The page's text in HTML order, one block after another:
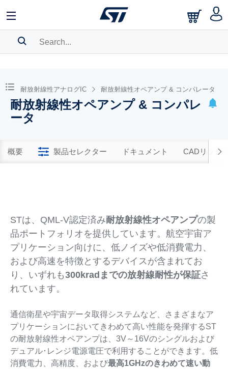
BOOKMARK
Pleaselog into show your saved searches.
耐放射線性アナログIC 耐放射線性オペアンプ & コンパレータ
耐放射線性オペアンプ & コンパレ
ータ
概要 製品セレクター ドキュメント CADリソー
STは、QML-V認定済み耐放射線性オペアンプの製
品ポートフォリオを提供しています。航空宇宙ア
プリケーション向けに、低ノイズや低消費電力、
および高速を特徴とするデバイスが含まれてお
り、いずれも300kradまでの放射線耐性が保証さ
れています。
通信衛星や宇宙データ取得システムなど、さまざまなア
プリケーションにおいてきわめて高い性能を発揮するST
の耐放射線性オペアンプは、3V～16Vのシングルおよび
デュアル･レンジ電源電圧で利用することができます。低
消費電力、高精度、および最高1GHzのきわめて速い動